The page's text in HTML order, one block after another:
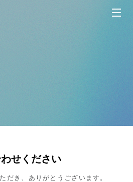
せください
だき、ありがとうございます。